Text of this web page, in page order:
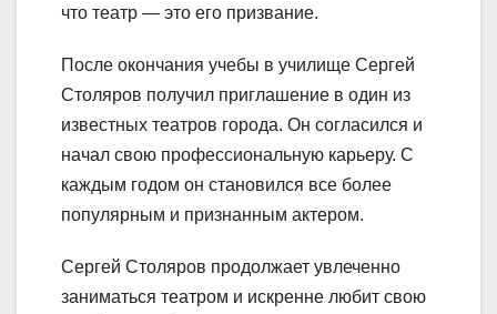
что театр — это его призвание.
После окончания учебы в училище Сергей
Столяров получил приглашение в один из
известных театров города. Он согласился и
начал свою профессиональную карьеру. С
каждым годом он становился все более
популярным и признанным актером.
Сергей Столяров продолжает увлеченно
заниматься театром и искренне любит свою